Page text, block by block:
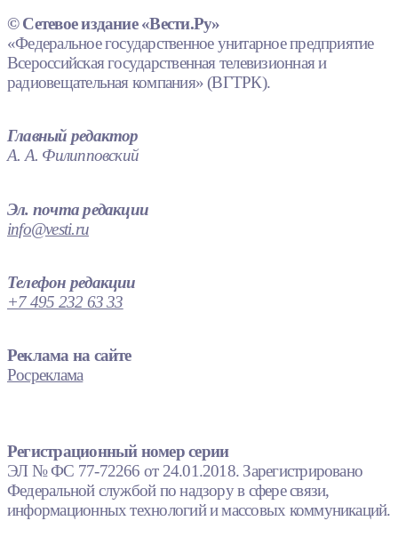
© Сетевое издание «Вести.Ру»
«Федеральное государственное унитарное предприятие
Всероссийская государственная телевизионная и
радиовещательная компания» (ВГТРК).
Главный редактор
А. А. Филипповский
Эл. почта редакции
info@vesti.ru
Телефон редакции
+7 495 232 63 33
Реклама на сайте
Росреклама
Регистрационный номер серии
ЭЛ № ФС 77-72266 от 24.01.2018. Зарегистрировано
Федеральной службой по надзору в сфере связи,
информационных технологий и массовых коммуникаций.